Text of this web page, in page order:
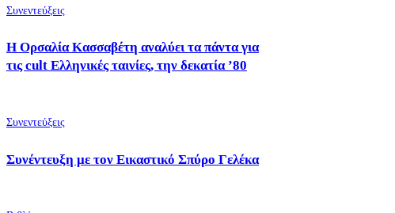
Συνεντεύξεις
Η Ορσαλία Κασσαβέτη αναλύει τα πάντα για
τις cult Ελληνικές ταινίες, την δεκατία ’80
Συνεντεύξεις
Συνέντευξη με τον Εικαστικό Σπύρο Γελέκα